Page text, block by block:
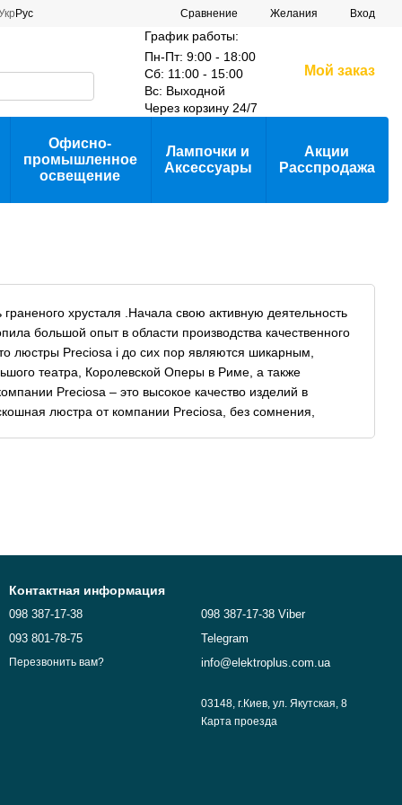
Рус Сравнение Желания Вход
График работы:
Пн-Пт: 9:00 - 18:00
Сб: 11:00 - 15:00
Вс: Выходной
Через корзину 24/7
Мой заказ
Офисно-
промышленное
освещение
Лампочки и
Аксессуары
Акции
Расспродажа
хрусталя .Начала свою активную деятельность
большой опыт в области производства качественного
люстры Preciosa i до сих пор являются шикарным,
театра, Королевской Оперы в Риме, а также
Preciosa – это высокое качество изделий в
люстра от компании Preciosa, без сомнения,
Контактная информация
098 387-17-38
093 801-78-75
Перезвонить вам?
098 387-17-38 Viber
Telegram
info@elektroplus.com.ua
03148, г.Киев, ул. Якутская, 8
Карта проезда